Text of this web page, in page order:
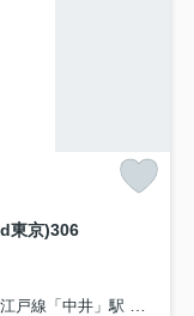
東京)306
線「中井」駅 徒歩7分